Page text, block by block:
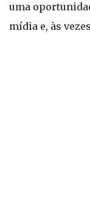
uma
mídia e, às